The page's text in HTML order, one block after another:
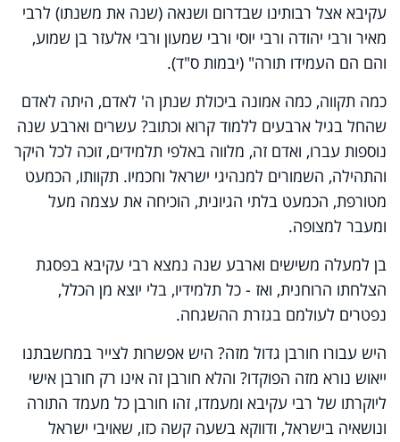
עקיבא אצל רבותינו שבדרום ושנאה (שנה את משנתו) לרבי
מאיר ורבי יהודה ורבי יוסי ורבי שמעון ורבי אלעזר בן שמוע,
והם הם העמידו תורה" (יבמות ס"ד).
כמה תקווה, כמה אמונה ביכולת שנתן ה' לאדם, היתה לאדם
שהחל בגיל ארבעים ללמוד קרוא וכתוב? עשרים וארבע שנה
נוספות עברו, ואדם זה, מלווה באלפי תלמידים, זוכה לכל היקר
והתהילה, השמורים למנהיגי ישראל וחכמיו. תקוותו, הכמעט
מטורפת, הכמעט בלתי הגיונית, הוכיחה את עצמה מעל
ומעבר למצופה.
בן למעלה משישים וארבע שנה נמצא רבי עקיבא בפסגת
הצלחתו הרוחנית, ואז - כל תלמידיו, בלי יוצא מן הכלל,
נפטרים לעולמם בגזרת ההשגחה.
היש עבורו חורבן גדול מזה? היש אפשרות לצייר במחשבתנו
ייאוש נורא מזה הפוקדו? והלא חורבן זה אינו רק חורבן אישי
ליוקרתו של רבי עקיבא ומעמדו, זהו חורבן כל מעמד התורה
ונושאיה בישראל, ודווקא בשעה קשה כזו, שאויבי ישראל